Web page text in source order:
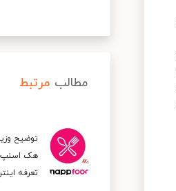
مطالب مرتبط
توضیح
هک اسنپ‌
تعرفه